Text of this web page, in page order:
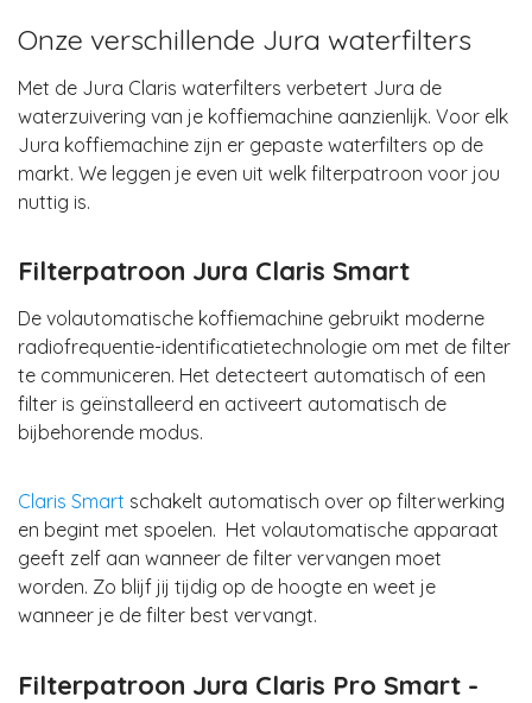
Onze verschillende Jura waterfilters
Met de Jura Claris waterfilters verbetert Jura de
waterzuivering van je koffiemachine aanzienlijk. Voor elk
Jura koffiemachine zijn er gepaste waterfilters op de
markt. We leggen je even uit welk filterpatroon voor jou
nuttig is.
Filterpatroon Jura Claris Smart
De volautomatische koffiemachine gebruikt moderne
radiofrequentie-identificatietechnologie om met de filter
te communiceren. Het detecteert automatisch of een
filter is geïnstalleerd en activeert automatisch de
bijbehorende modus.
Claris Smart schakelt automatisch over op filterwerking
en begint met spoelen. Het volautomatische apparaat
geeft zelf aan wanneer de filter vervangen moet
worden. Zo blijf jij tijdig op de hoogte en weet je
wanneer je de filter best vervangt.
Filterpatroon Jura Claris Pro Smart -